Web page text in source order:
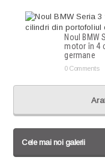
Noul BMW
motor în 4
germane
0 Comments
Cele mai noi galerii